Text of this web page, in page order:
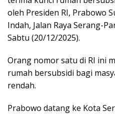
oleh Presiden RI, Prabowo
Indah, Jalan Raya Serang-
Sabtu (20/12/2025).
‎Orang nomor satu di RI ini
rumah bersubsidi bagi
rendah.
Prabowo datang ke Kota